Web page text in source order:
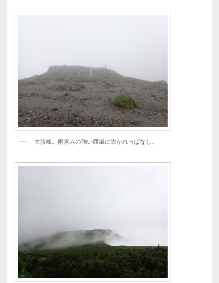
大汝峰。雨含みの強い西風に吹かれっぱなし。